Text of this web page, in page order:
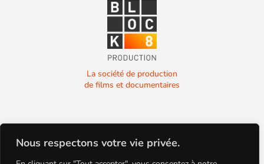
Nous respectons votre vie privée.
La société de production
de films et documentaires